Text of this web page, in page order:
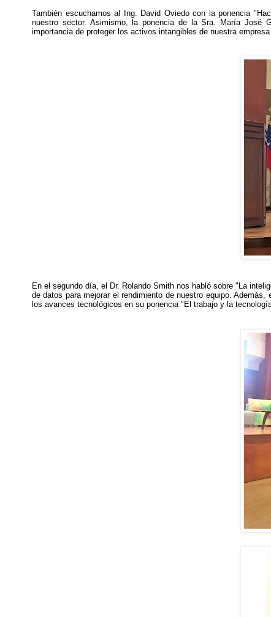
También escuchamos al Ing. David Oviedo con la ponencia
nuestro sector. Asimismo, la ponencia de la Sra. María José
importancia de proteger los activos intangibles de nuestra empresa.
En el segundo día, el Dr. Rolando Smith nos habló sobre "La
de datos para mejorar el rendimiento de nuestro equipo.
los avances tecnológicos en su ponencia "El trabajo y la